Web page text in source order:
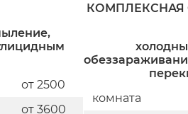
от 2500
от 3600
КОМПЛЕКСНАЯ
комната